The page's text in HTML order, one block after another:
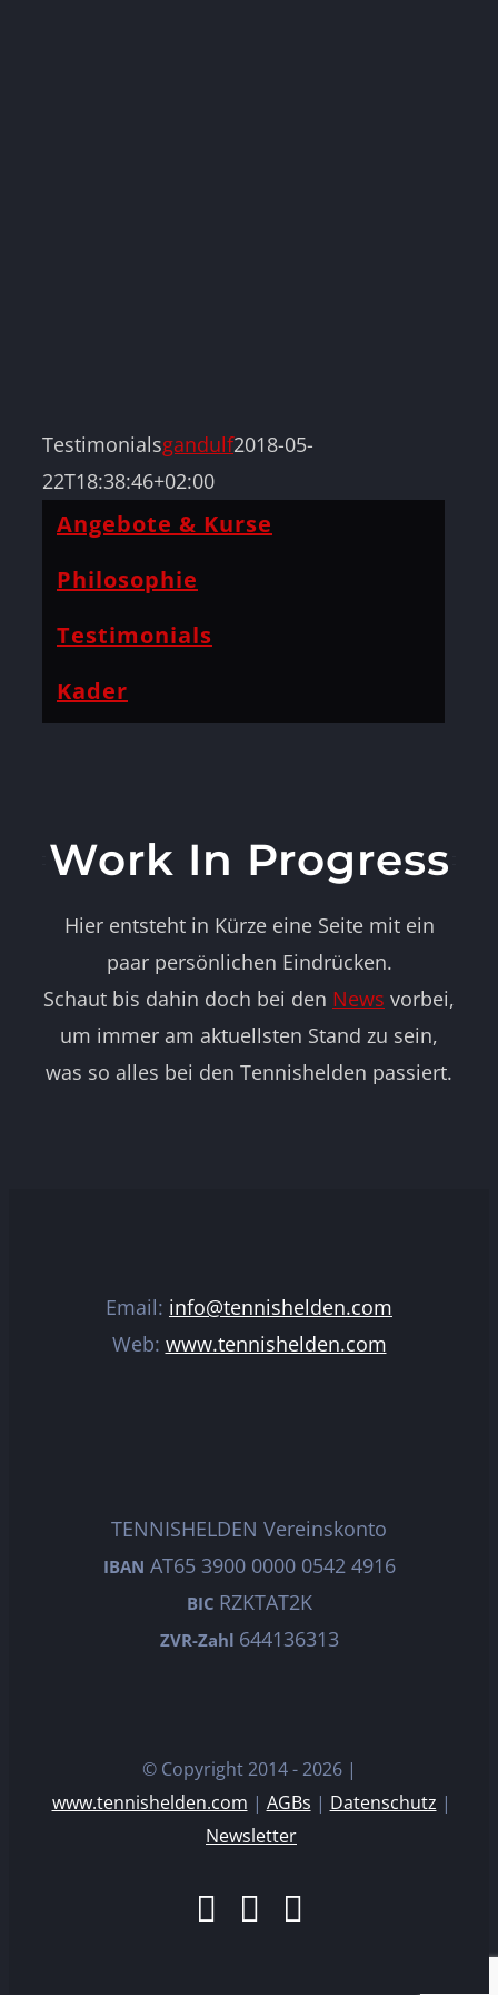
Testimonialsgandulf2018-05-
22T18:38:46+02:00
Angebote & Kurse
Philosophie
Testimonials
Kader
Work In Progress
Hier entsteht in Kürze eine Seite mit ein
paar persönlichen Eindrücken.
Schaut bis dahin doch bei den News vorbei,
um immer am aktuellsten Stand zu sein,
was so alles bei den Tennishelden passiert.
Email: info@tennishelden.com
Web: www.tennishelden.com
TENNISHELDEN Vereinskonto
IBAN AT65 3900 0000 0542 4916
BIC RZKTAT2K
ZVR-Zahl 644136313
© Copyright 2014 -2026 |
www.tennishelden.com | AGBs | Datenschutz |
Newsletter
Facebook
Instagram